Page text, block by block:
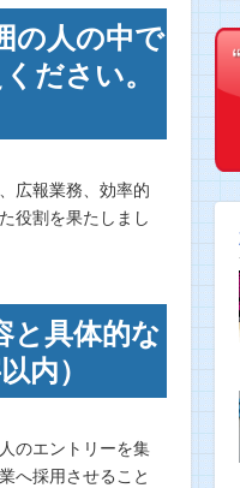
の人の中で
ださい。
広報業務、効率的
役割を果たしまし
と具体的な
内）
のエントリーを集
へ採用させること